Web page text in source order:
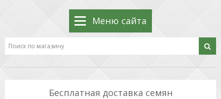
Меню сайта
Бесплатная доставка семян